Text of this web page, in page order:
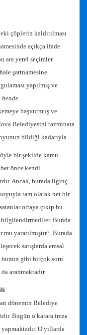
çöplerin kaldırılması
açıkça ifade
ara yerel seçimler
şartnamesine
yapılmış ve
bende
başvurmuş ve
Belediyesini tazminata
bildiği kadarıyla…
bir şekilde kamu
önce kendi
Ancak, burada ilginç
tam olarak net bir
ortaya çıkıp bu
Bunda
yaratılmıştır?. Burada
satışlarda emsal
bunun gibi birçok soru
aranmaktadır.
dönemin Belediye
Bugün o karara imza
O yıllarda